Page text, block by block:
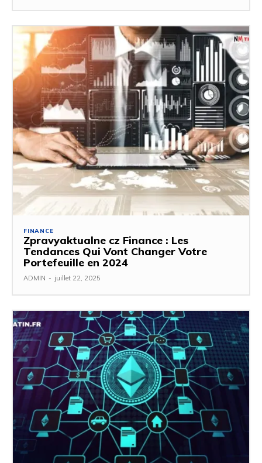
FINANCE
Zpravyaktualne cz Finance : Les
Tendances Qui Vont Changer Votre
Portefeuille en 2024
ADMIN - juillet 22, 2025